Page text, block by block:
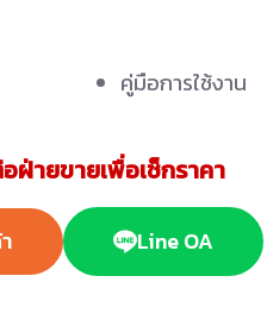
คู่มือการใช้งาน
ายขายเพื่อเช็กราคา
Line OA